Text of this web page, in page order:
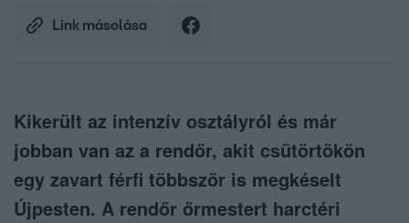
Link másolása
Kikerült az intenzív osztályról és már
jobban van az a rendőr, akit csütörtökön
egy zavart férfi többször is megkéselt
Újpesten. A rendőr őrmestert harctéri